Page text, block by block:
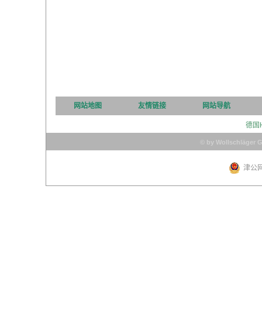
网站地图 友情链接 网站导航
德国
© by Wollschläger
津公